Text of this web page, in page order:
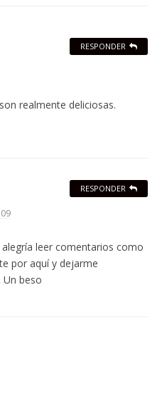
realmente deliciosas.
RESPONDER
leer comentarios como
por aquí y dejarme
Un beso
RESPONDER